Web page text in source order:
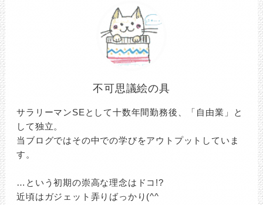
不可思議絵の具
サラリーマンSEとして十数年間勤務後、「自由業」と
して独立。
当ブログではその中での学びをアウトプットしていま
す。
…という初期の崇高な理念はドコ!?
近頃はガジェット弄りばっかり(^^ゞ